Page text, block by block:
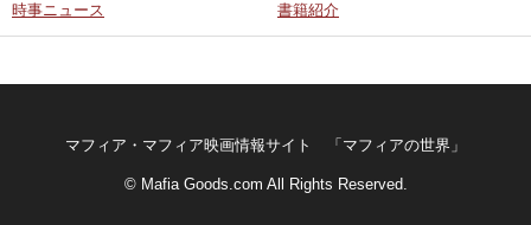
時事ニュース 書籍紹介
マフィア・マフィア映画情報サイト 「マフィアの世界」
© Mafia Goods.com All Rights Reserved.